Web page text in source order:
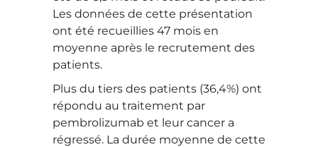
Les données de cette présentation
ont été recueillies 47 mois en
moyenne après le recrutement des
patients.
Plus du tiers des patients (36,4%) ont
répondu au traitement par
pembrolizumab et leur cancer a
régressé. La durée moyenne de cette